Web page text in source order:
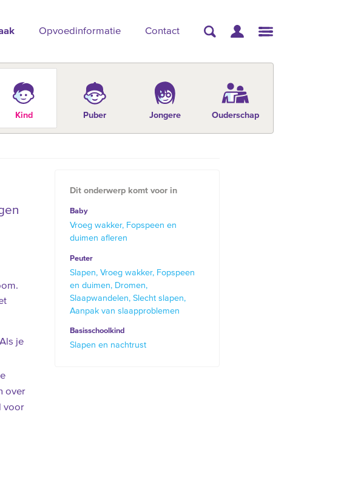
Opvoedinformatie Contact
Kind Puber Jongere Ouderschap
je
over
voor
Dit onderwerp komt voor in
Baby
Vroeg wakker
Fopspeen en
duimen afleren
Peuter
Slapen Vroeg wakker
Fopspeen
en duimen
Dromen
Slaapwandelen Slecht slapen
Aanpak van slaapproblemen
Basisschoolkind
Slapen en nachtrust